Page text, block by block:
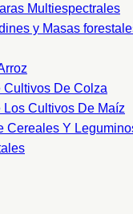
Multiespectrales
y Masas
Cultivos De Colza
Cultivos De Maíz
Cereales Y